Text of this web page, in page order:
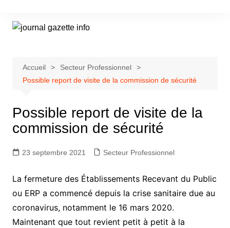
contenu
Accueil
Secteur Professionnel
Possible report de visite de la commission de sécurité
Possible report de visite de la
commission de sécurité
23 septembre 2021 Secteur Professionnel
La fermeture des Établissements Recevant du Public
ou ERP a commencé depuis la crise sanitaire due au
coronavirus, notamment le 16 mars 2020.
Maintenant que tout revient petit à petit à la